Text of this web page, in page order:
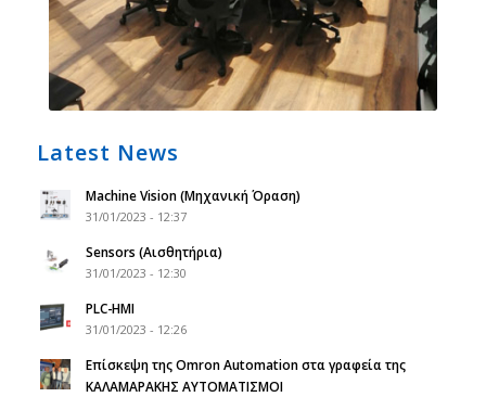
Latest News
Machine Vision (Μηχανική Όραση)
31/01/2023 - 12:37
Sensors (Αισθητήρια)
31/01/2023 - 12:30
PLC-HMI
31/01/2023 - 12:26
Επίσκεψη της Omron Automation στα γραφεία της
ΚΑΛΑΜΑΡΑΚΗΣ ΑΥΤΟΜΑΤΙΣΜΟΙ